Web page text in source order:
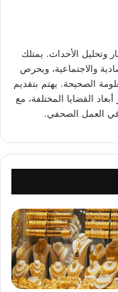
وتحليل الأحداث. يمتلك
والاجتماعية، ويحرص
الصحيحة. يهتم بتقديم
أبعاد القضايا المختلفة، مع
في العمل الصحفي.